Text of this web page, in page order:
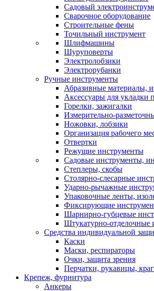
Садовый
Сварочное оборудование
Строительные фены
Точильный инструмент
Шлифмашины
Шуруповерты
Электролобзики
Электрорубанки
Ручные инструменты
Абразивные материалы,
Аксессуары для укладки
Горелки, зажигалки
Измерительно-
Ножовки, лобзики
Организация рабочего
Отвертки
Режущие инструменты
Садовые инструменты,
Степлеры, скобы
Столярно-слесарные
Ударно-рычажные
Упаковочные ленты,
Фиксирующие
Шарнирно-губцевые
Штукатурно-отделочные
Средства индивидуальной
Каски
Маски, респираторы
Очки, защита зрения
Перчатки, рукавицы,
Крепеж, фурнитура
Анкеры